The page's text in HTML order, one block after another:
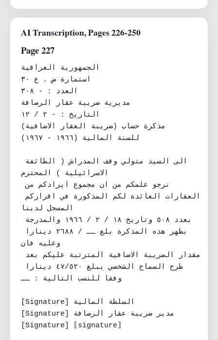
AI Transcription, Pages 226-250
Page 227
الجمهورية العراقية
استمارة ض . ع ٣٠
العدد : - ٣٠٨
مديرية ضريبة عقار الرصافة
التاريخ : - ٢ / ١٢
مذكرة حساب (ضريبة العقار الاضافية)
للسنة المالية (١٩٦٦ - ١٩٦٧)
الاسرائيلية ) المحترم
نرجو علمكم من ان مجموع ايرادكم من
العقارات العائدة لكم المذكورة في اقراركم
المسجل لدينا
وعليه فان
وفقا للنسب التالية : ــ
[Signature] السلطة المالية
[Signature] مدير ضريبة عقار الرصافة
[Signature] ⟦signature⟧